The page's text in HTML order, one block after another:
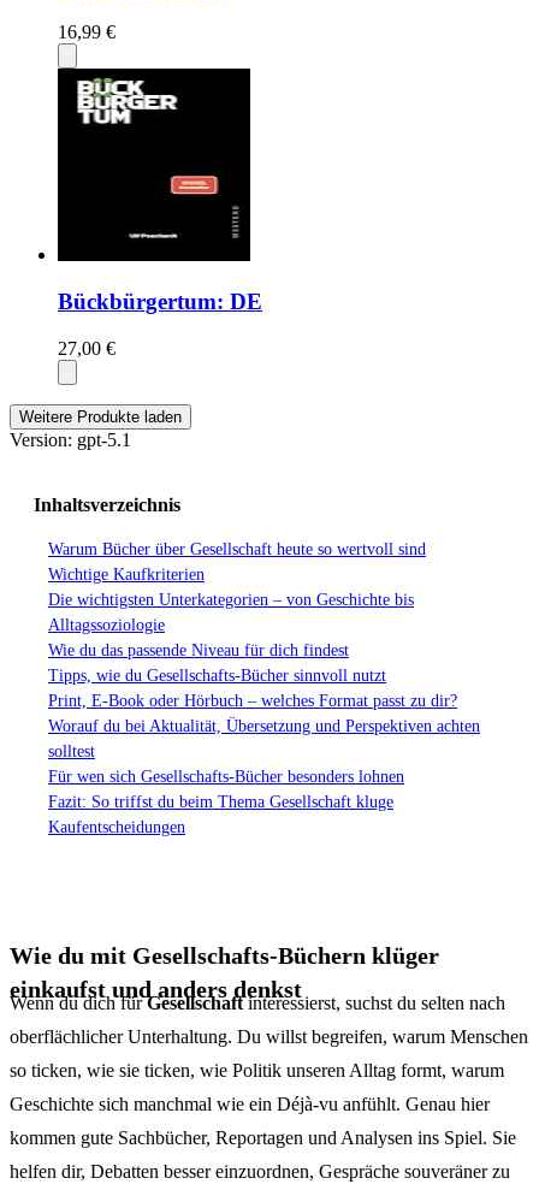
16,99 €
Bückbürgertum: DE
27,00 €
Weitere Produkte laden
Version: gpt-5.1
Wie du mit Gesellschafts-Büchern klüger
einkaufst und anders denkst
Wenn du dich fürGesellschaftinteressierst, suchst du selten nach
oberflächlicher Unterhaltung. Du willst begreifen, warum Menschen
so ticken, wie sie ticken, wie Politik unseren Alltag formt, warum
Geschichte sich manchmal wie ein Déjà-vu anfühlt. Genau hier
kommen gute Sachbücher, Reportagen und Analysen ins Spiel. Sie
helfen dir, Debatten besser einzuordnen, Gespräche souveräner zu
Inhaltsverzeichnis
Warum Bücher über Gesellschaft heute so wertvoll sind
Wichtige Kaufkriterien
Die wichtigsten Unterkategorien – von Geschichte bis
Alltagssoziologie
Wie du das passende Niveau für dich findest
Tipps, wie du Gesellschafts-Bücher sinnvoll nutzt
Print, E-Book oder Hörbuch – welches Format passt zu dir?
Worauf du bei Aktualität, Übersetzung und Perspektiven achten
solltest
Für wen sich Gesellschafts-Bücher besonders lohnen
Fazit: So triffst du beim Thema Gesellschaft kluge
Kaufentscheidungen